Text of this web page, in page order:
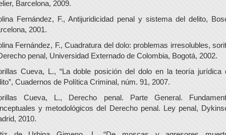
Barcelona, 2009.
Fernández, F., Antijuridicidad penal y sistema del delito,
2001.
Fernández, F., Cuadratura del dolo: problemas irresolubles,
penal, Universidad Externado de Colombia, Bogotá, 2002.
Cueva, L., “La doble posición del dolo en la teoría jurídica
Cuadernos de Política Criminal, núm. 91, 2007.
Cueva, L., Derecho penal. Parte General.
y metodológicos del Derecho penal. Ley penal,
2010.